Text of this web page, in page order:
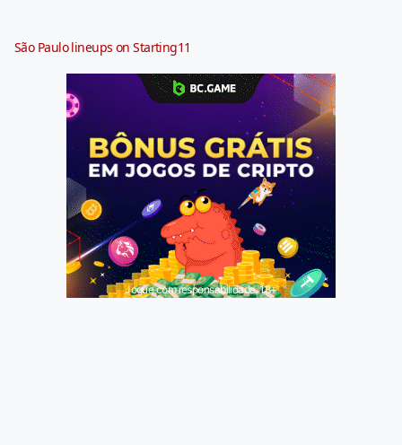
São Paulo lineups on Starting11
Jogue com responsabilidade. 18+